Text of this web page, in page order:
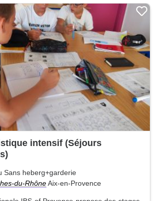
intensif (Séjours
Sans heberg+garderie
du-RhôneAix-en-Provence